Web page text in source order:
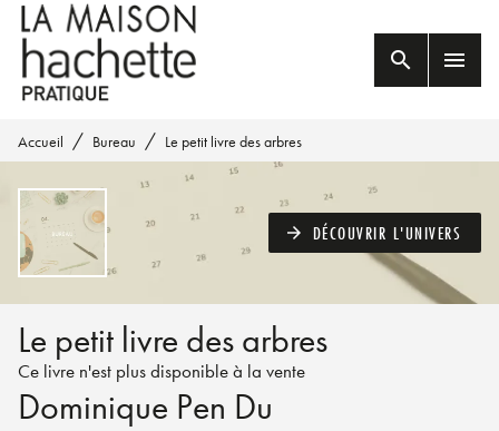
MENU RECHERCHE
PIED DE PAGE
search menu
Accueil / Bureau / Le petit livre des arbres
arrow_forward DÉCOUVRIR L'UNIVERS
Le petit livre des arbres
Ce livre n'est plus disponible à la vente
Dominique Pen Du